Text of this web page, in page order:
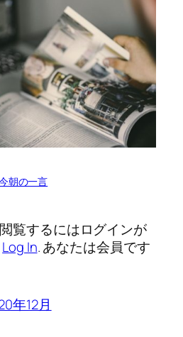
朝の一言
覧するにはログインが
Log In. あなたは会員です
年12月